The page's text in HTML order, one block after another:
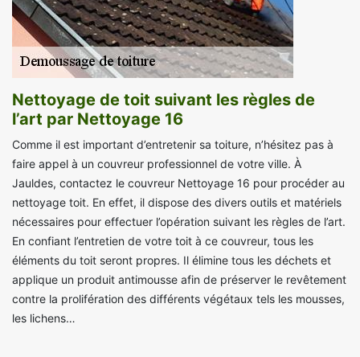
Nettoyage de toit suivant les règles de
l’art par Nettoyage 16
Comme il est important d’entretenir sa toiture, n’hésitez pas à
faire appel à un couvreur professionnel de votre ville. À
Jauldes, contactez le couvreur Nettoyage 16 pour procéder au
nettoyage toit. En effet, il dispose des divers outils et matériels
nécessaires pour effectuer l’opération suivant les règles de l’art.
En confiant l’entretien de votre toit à ce couvreur, tous les
éléments du toit seront propres. Il élimine tous les déchets et
applique un produit antimousse afin de préserver le revêtement
contre la prolifération des différents végétaux tels les mousses,
les lichens…